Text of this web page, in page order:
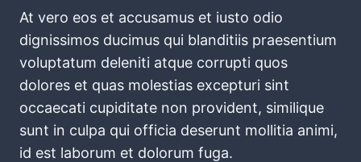
At vero eos et accusamus et iusto odio
dignissimos ducimus qui blanditiis praesentium
voluptatum deleniti atque corrupti quos
dolores et quas molestias excepturi sint
occaecati cupiditate non provident, similique
sunt in culpa qui officia deserunt mollitia animi,
id est laborum et dolorum fuga.